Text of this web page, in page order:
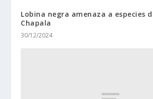
Lobina negra amenaza a especies
Chapala
30/12/2024